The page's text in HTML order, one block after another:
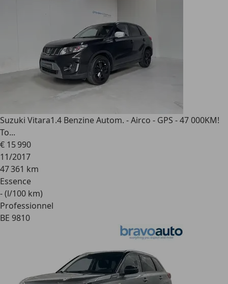
Suzuki Vitara1.4 Benzine Autom. - Airco - GPS - 47 000KM!
To...
€ 15 990
11/2017
47 361 km
Essence
- (l/100 km)
Professionnel
BE 9810